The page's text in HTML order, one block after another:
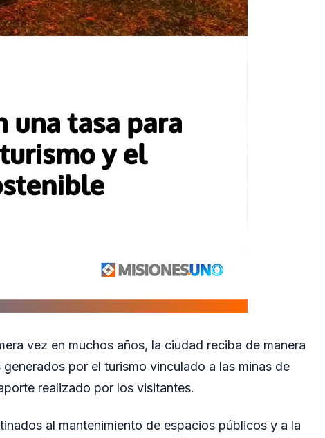
vez en muchos años, la ciudad reciba de manera
por el turismo vinculado a las minas de
realizado por los visitantes.
al mantenimiento de espacios públicos y a la